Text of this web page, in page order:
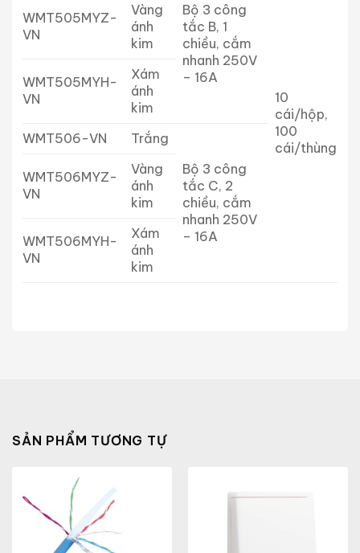
Bộ 3 công
tắc B, 1
chiều, cắm
nhanh 250V
– 16A
10
cái/hộp,
100
cái/thùng
WMT505MYZ-
VN
Vàng
ánh
kim
WMT505MYH-
VN
Xám
ánh
kim
WMT506-VN
Trắng
Bộ 3 công
tắc C, 2
chiều, cắm
nhanh 250V
– 16A
WMT506MYZ-
VN
Vàng
ánh
kim
WMT506MYH-
VN
Xám
ánh
kim
SẢN PHẨM TƯƠNG TỰ